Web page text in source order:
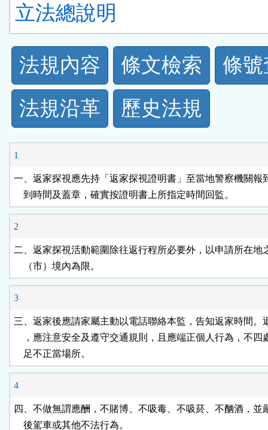
立法總說明
法
規
功
能
按
鈕
法規內容 條文檢索
條
法規沿革
歷史法規
1
一、返家探視應先持「返家探視證明書」至當地警察機關報
    到時間及蓋章，確實按證明書上所指定時間回監。
2
二、返家探視活動範圍除往返行程所必要外，以申請所在地
    （市）境內為限。
3
三、返家後應請家屬主動以電話聯絡本監，告知返家時間。
，應注意安全及遵守交通規則，且應端正個人行為，不四
    足不正當場所。
4
四、不做無謂應酬，不賭博、不吸毒、不吸菸、不酗酒，並
    後駕車或其他不法行為。